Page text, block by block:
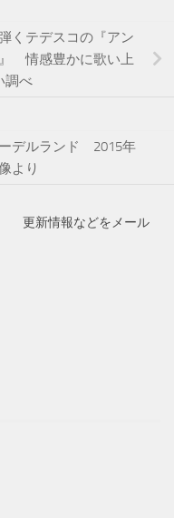
くテデスコの『アン
情感豊かに歌い上
調べ
デルランド 2015年
より
情報などをメール